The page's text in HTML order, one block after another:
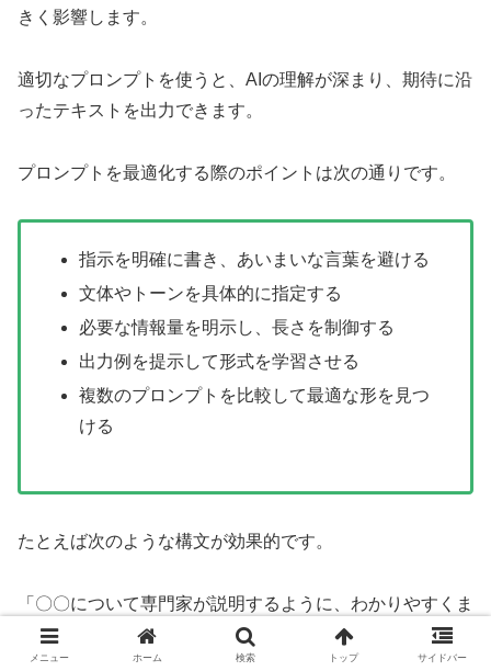
きく影響します。
適切なプロンプトを使うと、AIの理解が深まり、期待に沿
ったテキストを出力できます。
プロンプトを最適化する際のポイントは次の通りです。
指示を明確に書き、あいまいな言葉を避ける
文体やトーンを具体的に指定する
必要な情報量を明示し、長さを制御する
出力例を提示して形式を学習させる
複数のプロンプトを比較して最適な形を見つ
ける
たとえば次のような構文が効果的です。
「〇〇について専門家が説明するように、わかりやすくま
とめてください。
メニュー ホーム 検索 トップ サイドバー